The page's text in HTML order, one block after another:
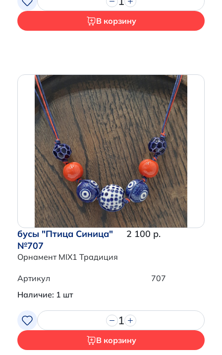
В корзину
бусы "Птица Синица"
№707
Орнамент MIX1 Традиция
2 100 р.
Артикул
707
Наличие: 1 шт
1
В корзину